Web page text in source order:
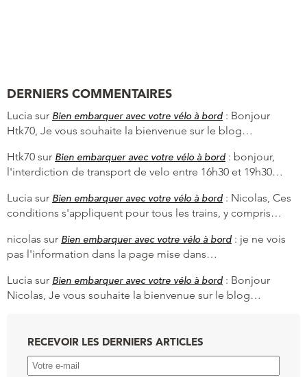
DERNIERS COMMENTAIRES
Lucia sur Bien embarquer avec votre vélo à bord : Bonjour
Htk70, Je vous souhaite la bienvenue sur le blog…
Htk70 sur Bien embarquer avec votre vélo à bord : bonjour,
l'interdiction de transport de velo entre 16h30 et 19h30…
Lucia sur Bien embarquer avec votre vélo à bord : Nicolas, Ces
conditions s'appliquent pour tous les trains, y compris…
nicolas sur Bien embarquer avec votre vélo à bord : je ne vois
pas l'information dans la page mise dans…
Lucia sur Bien embarquer avec votre vélo à bord : Bonjour
Nicolas, Je vous souhaite la bienvenue sur le blog…
RECEVOIR LES DERNIERS ARTICLES